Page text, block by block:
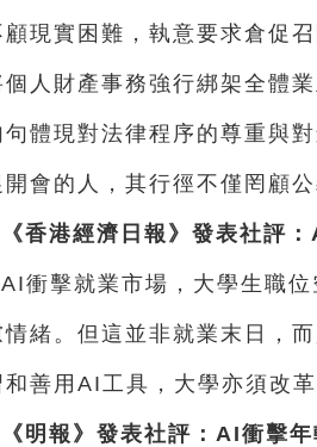
顧現實困難，執意要求倉促
個人財產事務強行綁架全體
句體現對法律程序的尊重與
開會的人，其行徑不僅罔顧
《香港經濟日報》發表社評
AI衝擊就業市場，大學生職
情緒。但這並非就業末日，
和善用AI工具，大學亦須改
《明報》發表社評：AI衝擊